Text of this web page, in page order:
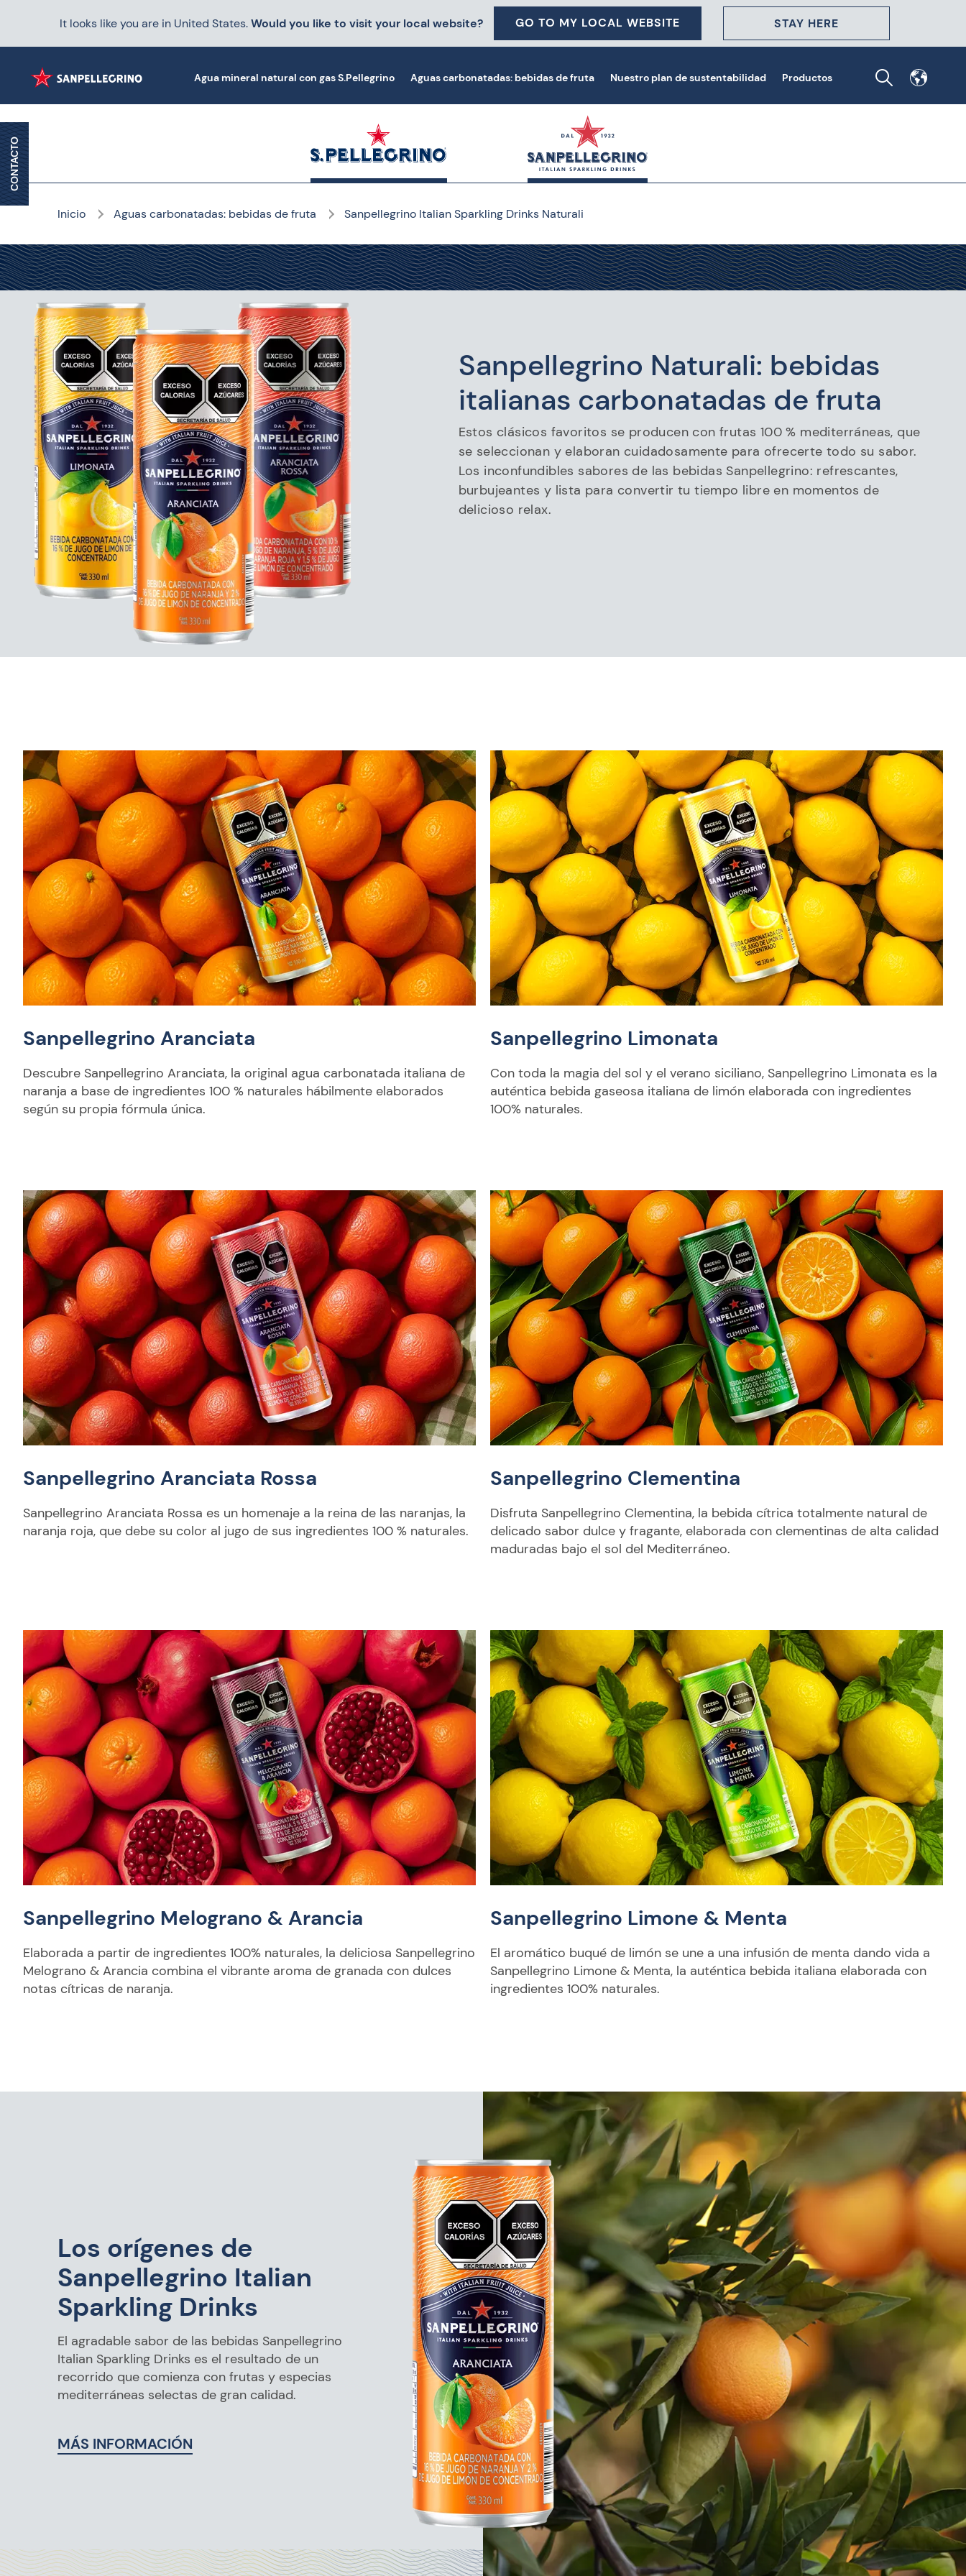
It looks like you are in United States.Would you like to visit your local website? GO TO MY LOCAL WEBSITE STAY HERE
Agua mineral natural con gas S.Pellegrino Aguas carbonatadas: bebidas de fruta Nuestro plan de sustentabilidad Productos
Inicio Aguas carbonatadas: bebidas de fruta Sanpellegrino Italian Sparkling Drinks Naturali
Sanpellegrino Naturali: bebidas
italianas carbonatadas de fruta
Estos clásicos favoritos se producen con frutas 100 % mediterráneas, que
se seleccionan y elaboran cuidadosamente para ofrecerte todo su sabor.
Los inconfundibles sabores de las bebidas Sanpellegrino: refrescantes,
burbujeantes y lista para convertir tu tiempo libre en momentos de
delicioso relax.
Sanpellegrino Aranciata
Descubre Sanpellegrino Aranciata, la original agua carbonatada italiana de
naranja a base de ingredientes 100 % naturales hábilmente elaborados
según su propia fórmula única.
Sanpellegrino Limonata
Con toda la magia del sol y el verano siciliano, Sanpellegrino Limonata es la
auténtica bebida gaseosa italiana de limón elaborada con ingredientes
100% naturales.
Sanpellegrino Aranciata Rossa
Sanpellegrino Aranciata Rossa es un homenaje a la reina de las naranjas, la
naranja roja, que debe su color al jugo de sus ingredientes 100 % naturales.
Sanpellegrino Clementina
Disfruta Sanpellegrino Clementina, la bebida cítrica totalmente natural de
delicado sabor dulce y fragante, elaborada con clementinas de alta calidad
maduradas bajo el sol del Mediterráneo.
Sanpellegrino Melograno & Arancia
Elaborada a partir de ingredientes 100% naturales, la deliciosa Sanpellegrino
Melograno & Arancia combina el vibrante aroma de granada con dulces
notas cítricas de naranja.
Sanpellegrino Limone & Menta
El aromático buqué de limón se une a una infusión de menta dando vida a
Sanpellegrino Limone & Menta, la auténtica bebida italiana elaborada con
ingredientes 100% naturales.
Los orígenes de
Sanpellegrino Italian
Sparkling Drinks
El agradable sabor de las bebidas Sanpellegrino
Italian Sparkling Drinks es el resultado de un
recorrido que comienza con frutas y especias
mediterráneas selectas de gran calidad.
MÁS INFORMACIÓN
CONTACTO